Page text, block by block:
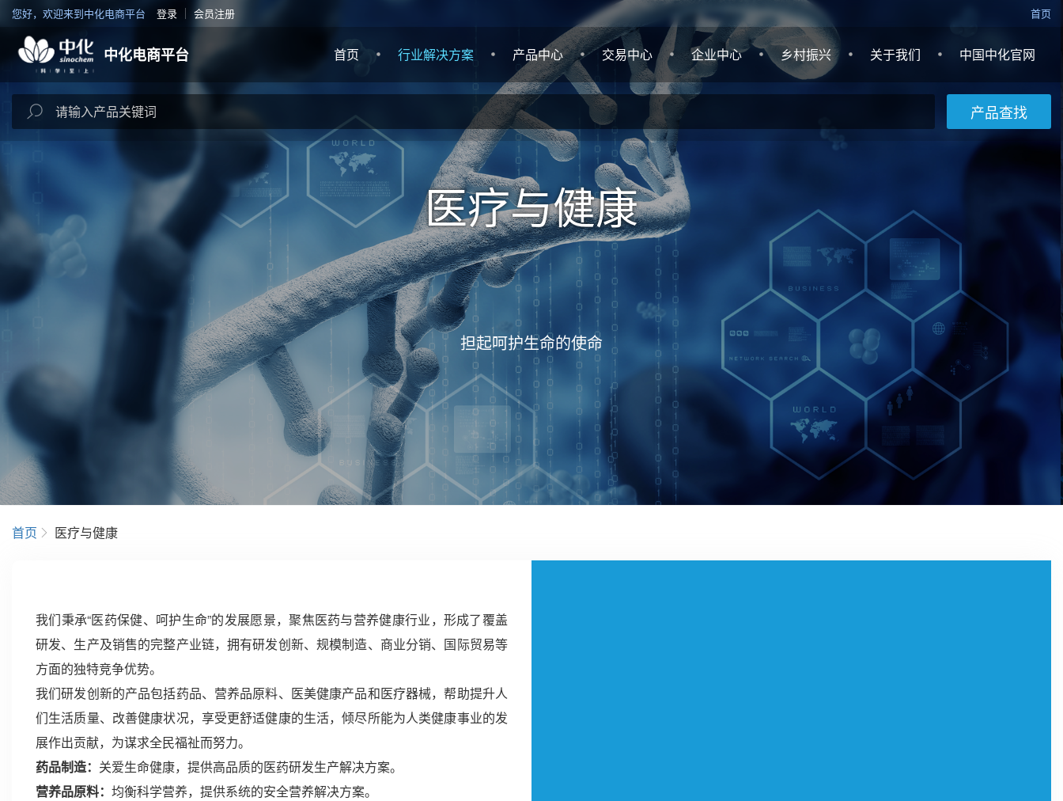
首页
您好，欢迎来到中化电商平台 登录 会员注册
中化电商平台 首页 行业解决方案 产品中心 交易中心 企业中心 乡村振兴 关于我们 中国中化官网
产品查找
医疗与健康
担起呵护生命的使命
首页 医疗与健康
我们秉承“医药保健、呵护生命”的发展愿景，聚焦医药与营养健康行业，形成了覆盖
研发、生产及销售的完整产业链，拥有研发创新、规模制造、商业分销、国际贸易等
方面的独特竞争优势。
我们研发创新的产品包括药品、营养品原料、医美健康产品和医疗器械，帮助提升人
们生活质量、改善健康状况，享受更舒适健康的生活，倾尽所能为人类健康事业的发
展作出贡献，为谋求全民福祉而努力。
药品制造： 关爱生命健康，提供高品质的医药研发生产解决方案。
营养品原料： 均衡科学营养，提供系统的安全营养解决方案。